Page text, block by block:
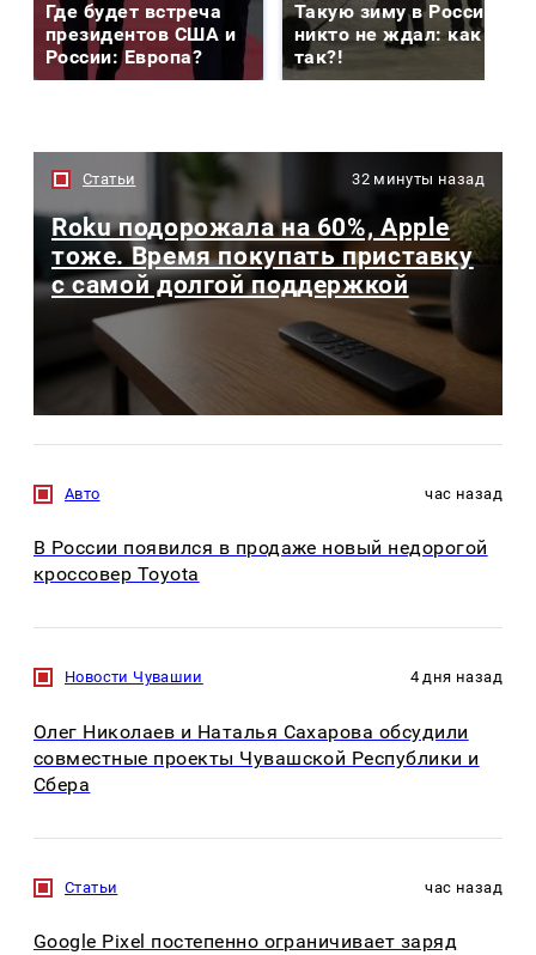
Где будет встреча
президентов США и
России: Европа?
Такую зиму в России
никто не ждал: как
так?!
Статьи 32 минуты назад
Roku подорожала на 60%, Apple
тоже. Время покупать приставку
с самой долгой поддержкой
Авто час назад
В России появился в продаже новый недорогой
кроссовер Toyota
Новости Чувашии 4 дня назад
Олег Николаев и Наталья Сахарова обсудили
совместные проекты Чувашской Республики и
Сбера
Статьи час назад
Google Pixel постепенно ограничивает заряд